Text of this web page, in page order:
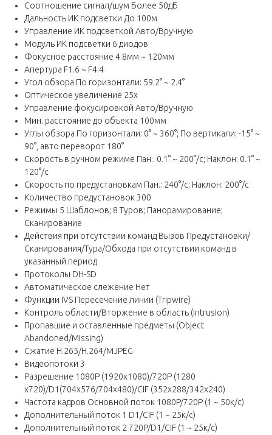
Соотношение сигнал/шум Более 50дБ
Дальность ИК подсветки До 100м
Управление ИК подсветкой Авто/Вручную
Модуль ИК подсветки 6 диодов
Фокусное расстояние 4.8мм ~ 120мм
Апертура F1.6 ~ F4.4
Угол обзора По горизонтали: 59.2° ~ 2.4°
Оптическое увеличение 25x
Управление фокусировкой Авто/Вручную
Мин. расстояние до объекта 100мм
Углы обзора По горизонтали: 0° ~ 360°; По вертикали: -15° ~
90°, авто переворот 180°
Скорость в ручном режиме Пан.: 0.1° ~ 200°/с; Наклон: 0.1° ~
120°/с
Скорость по предустановкам Пан.: 240°/с; Наклон: 200°/с
Количество предустановок 300
Режимы 5 Шаблонов; 8 Туров; Панорамирование;
Сканирование
Действия при отсутствии команд Вызов Предустановки/
Сканирования/Тура/Обхода при отсутствии команд в
указанный период
Протоколы DH-SD
Автоматическое слежение Нет
Функции IVS Пересечение линии (Tripwire)
Контроль области/Вторжение в область (Intrusion)
Пропавшие и оставленные предметы (Object
Abandoned/Missing)
Сжатие H.265/H.264/MJPEG
Видеопотоки 3
Разрешение 1080P (1920x1080)/720P (1280
x720)/D1(704x576/704x480)/CIF (352x288/342x240)
Частота кадров Основной поток 1080P/720P (1 ~ 50к/с)
Дополнительный поток 1 D1/CIF (1 ~ 25к/с)
Дополнительный поток 2 720P/D1/CIF (1 ~ 25к/с)